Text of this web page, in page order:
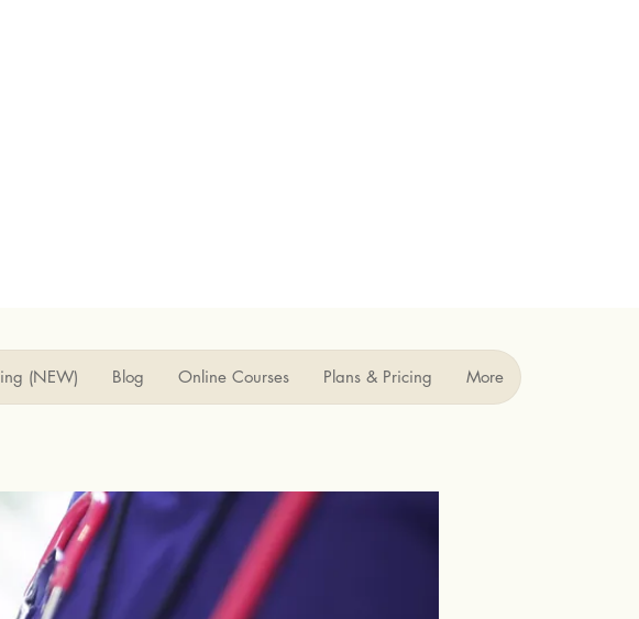
(NEW) Blog Online Courses Plans & Pricing More